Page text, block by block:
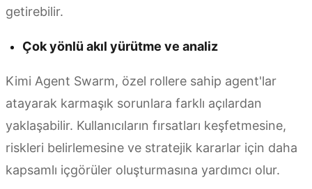
getirebilir.
Çok yönlü akıl yürütme ve analiz
Kimi Agent Swarm, özel rollere sahip agent'lar
atayarak karmaşık sorunlara farklı açılardan
yaklaşabilir. Kullanıcıların fırsatları keşfetmesine,
riskleri belirlemesine ve stratejik kararlar için daha
kapsamlı içgörüler oluşturmasına yardımcı olur.